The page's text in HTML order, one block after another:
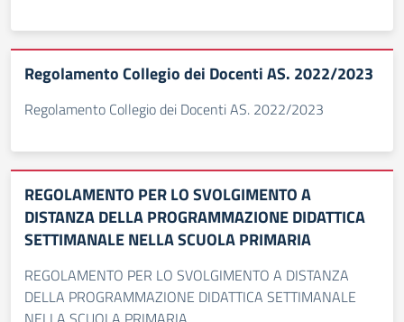
Regolamento Collegio dei Docenti AS. 2022/2023
Regolamento Collegio dei Docenti AS. 2022/2023
REGOLAMENTO PER LO SVOLGIMENTO A
DISTANZA DELLA PROGRAMMAZIONE DIDATTICA
SETTIMANALE NELLA SCUOLA PRIMARIA
REGOLAMENTO PER LO SVOLGIMENTO A DISTANZA
DELLA PROGRAMMAZIONE DIDATTICA SETTIMANALE